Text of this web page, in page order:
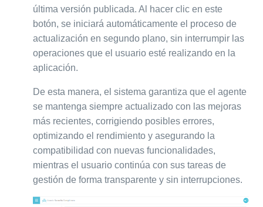
última versión publicada. Al hacer clic en este
botón, se iniciará automáticamente el proceso de
actualización en segundo plano, sin interrumpir las
operaciones que el usuario esté realizando en la
aplicación.
De esta manera, el sistema garantiza que el agente
se mantenga siempre actualizado con las mejoras
más recientes, corrigiendo posibles errores,
optimizando el rendimiento y asegurando la
compatibilidad con nuevas funcionalidades,
mientras el usuario continúa con sus tareas de
gestión de forma transparente y sin interrupciones.